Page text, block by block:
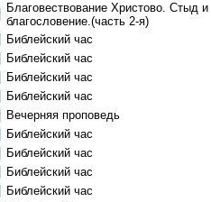
Благовествование Христово. Стыд и
благословение.(часть 2-я)
Библейский час
Библейский час
Библейский час
Библейский час
Вечерняя проповедь
Библейский час
Библейский час
Библейский час
Библейский час